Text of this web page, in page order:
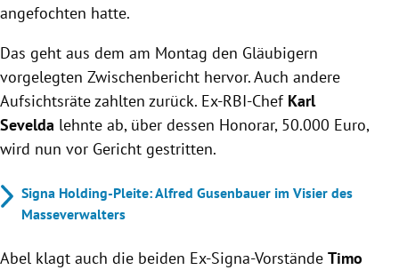
angefochten hatte.
Das geht aus dem am Montag den Gläubigern
vorgelegten Zwischenbericht hervor. Auch andere
Aufsichtsräte zahlten zurück. Ex-RBI-Chef Karl
Sevelda lehnte ab, über dessen Honorar, 50.000 Euro,
wird nun vor Gericht gestritten.
Signa Holding-Pleite: Alfred Gusenbauer im Visier des
Masseverwalters
Abel klagt auch die beiden Ex-Signa-Vorstände Timo